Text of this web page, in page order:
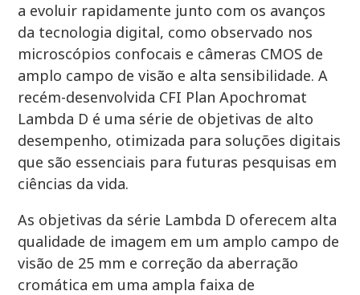
a evoluir rapidamente junto com os avanços
da tecnologia digital, como observado nos
microscópios confocais e câmeras CMOS de
amplo campo de visão e alta sensibilidade. A
recém-desenvolvida CFI Plan Apochromat
Lambda D é uma série de objetivas de alto
desempenho, otimizada para soluções digitais
que são essenciais para futuras pesquisas em
ciências da vida.
As objetivas da série Lambda D oferecem alta
qualidade de imagem em um amplo campo de
visão de 25 mm e correção da aberração
cromática em uma ampla faixa de